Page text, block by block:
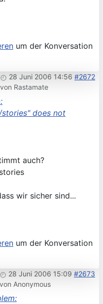
um der Konversation
28 Juni 2006 14:56 #2672
von Rastamate
does not
auch?
wir sicher sind...
um der Konversation
28 Juni 2006 15:09 #2673
von Anonymous